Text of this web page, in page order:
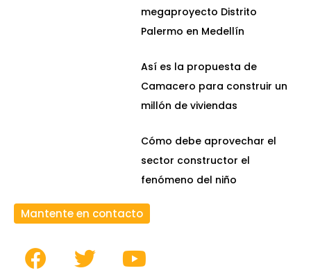
megaproyecto Distrito
Palermo en Medellín
Así es la propuesta de
Camacero para construir un
millón de viviendas
Cómo debe aprovechar el
sector constructor el
fenómeno del niño
Mantente en contacto